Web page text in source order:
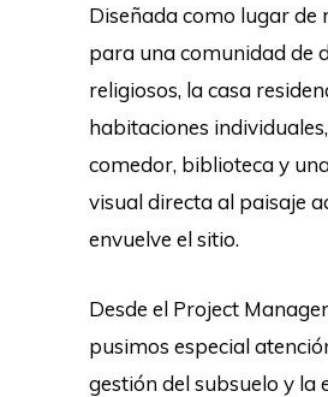
Diseñada como lugar de
para una comunidad de
religiosos, la casa
habitaciones
comedor, biblioteca y
visual directa al paisaje
envuelve el sitio.
Desde el Project
pusimos especial
gestión del subsuelo y la